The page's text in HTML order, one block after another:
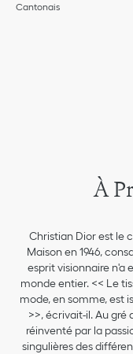
Cantonais
À
Christian Dior est le
Maison en 1946,
esprit visionnaire n'a
monde entier. << Le
mode, en somme, est
>>, écrivait-il. Au gré
réinventé par la
singulières des